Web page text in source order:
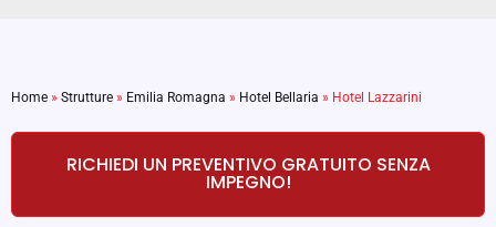
Home » Strutture » Emilia Romagna » Hotel Bellaria » Hotel Lazzarini
RICHIEDI UN PREVENTIVO GRATUITO SENZA
IMPEGNO!